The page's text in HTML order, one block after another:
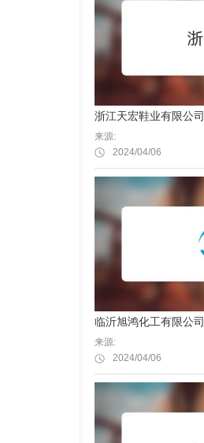
浙江天宏鞋业有限公司
来源:
2024/04/06
临沂旭鸿化工有限公司
来源:
2024/04/06